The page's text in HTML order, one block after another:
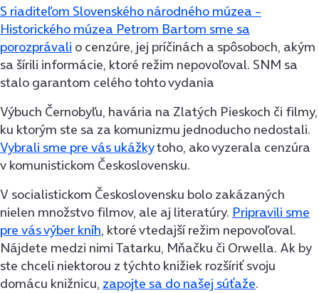
S riaditeľom Slovenského národného múzea –
Historického múzea Petrom Bartom sme sa
porozprávali o cenzúre, jej príčinách a spôsoboch, akým
sa šírili informácie, ktoré režim nepovoľoval. SNM sa
stalo garantom celého tohto vydania
Výbuch Černobyľu, havária na Zlatých Pieskoch či filmy,
ku ktorým ste sa za komunizmu jednoducho nedostali.
Vybrali sme pre vás ukážkytoho, ako vyzerala cenzúra
v komunistickom Československu.
V socialistickom Československu bolo zakázaných
nielen množstvo filmov, ale aj literatúry. Pripravili sme
pre vás výber kníh, ktoré vtedajší režim nepovoľoval.
Nájdete medzi nimi Tatarku, Mňačku či Orwella. Ak by
ste chceli niektorou z týchto knižiek rozšíriť svoju
domácu knižnicu, zapojte sa do našej súťaže.